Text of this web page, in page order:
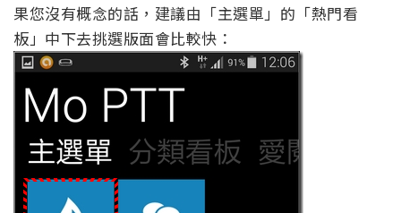
果您沒有概念的話，建議由「主選單」的「熱門看
板」中下去挑選版面會比較快：